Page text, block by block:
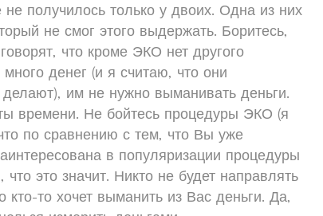
получилось только у двоих. Одна из них
не смог этого выдержать. Боритесь,
что кроме ЭКО нет другого
денег (и я считаю, что они
им не нужно выманивать деньги.
времени. Не бойтесь процедуры ЭКО (я
по сравнению с тем, что Вы уже
в популяризации процедуры
это значит. Никто не будет направлять
то хочет выманить из Вас деньги. Да,